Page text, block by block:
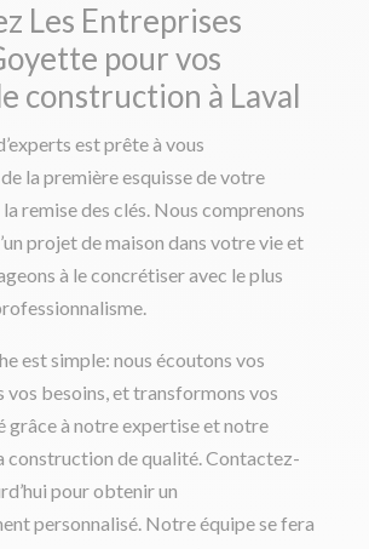
Les Entreprises
pour vos
construction à Laval
est prête à vous
la première esquisse de votre
la remise des clés. Nous comprenons
projet de maison dans votre vie et
à le concrétiser avec le plus
est simple: nous écoutons vos
vos besoins, et transformons vos
grâce à notre expertise et notre
construction de qualité. Contactez-
pour obtenir un
personnalisé. Notre équipe se fera